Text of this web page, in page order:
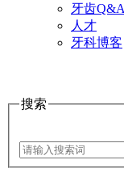
牙齿Q&A
人才
牙科博客
搜索